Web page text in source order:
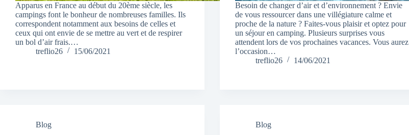
Apparus en France au début du 20ème siècle, les
campings font le bonheur de nombreuses familles. Ils
correspondent notamment aux besoins de celles et
ceux qui ont envie de se mettre au vert et de respirer
un bol d’air frais.…
treflio26
15/06/2021
Besoin de changer d’air et d’environnement ? Envie
de vous ressourcer dans une villégiature calme et
proche de la nature ? Faites-vous plaisir et optez pour
un séjour en camping. Plusieurs surprises vous
attendent lors de vos prochaines vacances. Vous aurez
l’occasion…
treflio26
14/06/2021
Blog Blog